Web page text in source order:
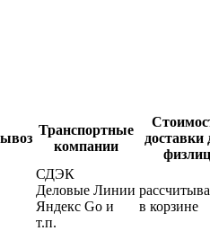
Транспортные
компании
доставки
физлиц
СДЭК
Деловые Линии
Яндекс Go и
т.п.
в корзине